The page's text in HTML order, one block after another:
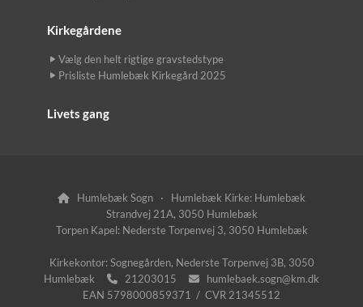
Kirkegårdene
Vælg den helt rigtige gravstedstype
Prisliste Humlebæk Kirkegård 2025
Livets gang

Humlebæk Sogn · Humlebæk Kirke: Humlebæk
Strandvej 21A, 3050 Humlebæk
Torpen Kapel: Nederste Torpenvej 3, 3050 Humlebæk
Kirkekontor: Sognegården, Nederste Torpenvej 3B, 3050
Humlebæk
 21203015 
humlebaek.sogn@km.dk
EAN 5798000859371 / CVR 21345512